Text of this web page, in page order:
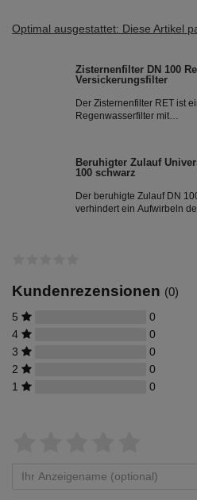
Optimal ausgestattet: Diese Artikel
Zisternenfilter DN 100
Versickerungsfilter
Der Zisternenfilter RET ist
Regenwasserfilter mit
für die
Haustechnik und zur
Gartenbewässerung.
Beruhigter Zulauf
100 schwarz
Der beruhigte Zulauf DN
verhindert ein Aufwirbeln
Reinigungsstufe in der
Kundenrezensionen (0)
5
0
4
0
3
0
2
0
1
0